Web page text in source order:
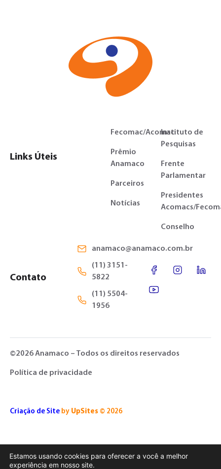
Links Úteis
Fecomac/Acomac
Prêmio
Anamaco
Parceiros
Notícias
Instituto de
Pesquisas
Frente
Parlamentar
Presidentes
Acomacs/
Conselho
Contato
anamaco@anamaco.com.br
(11) 3151-
5822
(11) 5504-
1956
©2026 Anamaco – Todos os direitos reservados
Política de privacidade
Criação de Site by UpSites © 2026
Estamos usando cookies para oferecer a você a melhor
experiência em nosso site.